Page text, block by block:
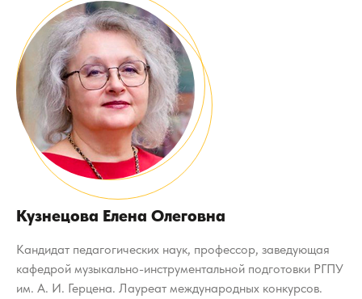
Кузнецова Елена Олеговна
Кандидат педагогических наук, профессор, заведующая
кафедрой музыкально-инструментальной подготовки РГПУ
им. А. И. Герцена. Лауреат международных конкурсов.